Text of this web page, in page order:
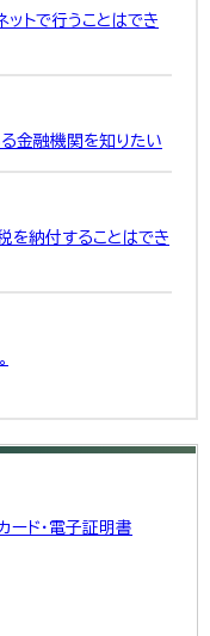
トで行うことはでき
金融機関を知りたい
を納付することはでき
ード・電子証明書